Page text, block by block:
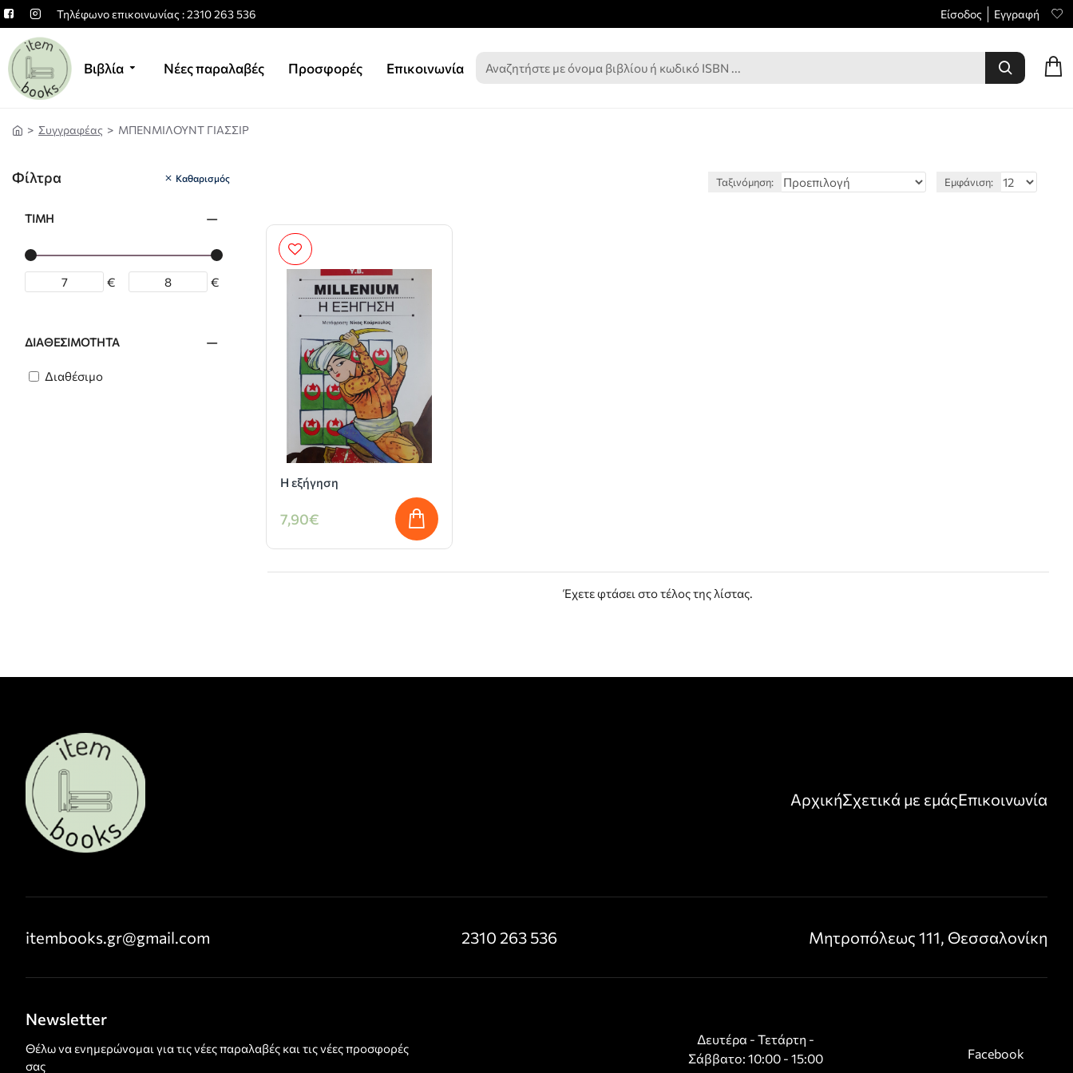
Τηλέφωνο επικοινωνίας : 2310 263 536 Είσοδος Εγγραφή
Βιβλία Νέες παραλαβές Προσφορές Επικοινωνία
Συγγραφέας ΜΠΕΝΜΙΛΟΥΝΤ ΓΙΑΣΣΙΡ
Φίλτρα Καθαρισμός
ΤΙΜΉ
€ €
ΔΙΑΘΕΣΙΜΌΤΗΤΑ
Διαθέσιμο
Ταξινόμηση: Εμφάνιση:
Η εξήγηση
7,90€
Έχετε φτάσει στο τέλος της λίστας.
ΑρχικήΣχετικά με εμάςΕπικοινωνία
itembooks.gr@gmail.com 2310 263 536 Μητροπόλεως 111, Θεσσαλονίκη
Newsletter
Θέλω να ενημερώνομαι για τις νέες παραλαβές και τις νέες προσφορές
σας
Δευτέρα - Τετάρτη -
Σάββατο: 10:00 - 15:00
Facebook